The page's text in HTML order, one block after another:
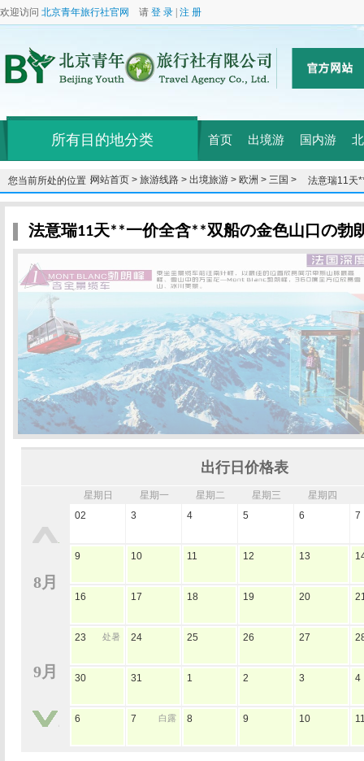
欢迎访问 北京青年旅行社官网 请 登 录 注 册
所有目的地分类 首页 出境游 国内游
您当前所处的位置：网站首页 > 旅游线路 > 出境旅游 > 欧洲 > 三国 >
法意瑞11天
巴黎1天自
法意瑞11天**一价全含**双船の金色山口の勃
出行日价格表
8月
9月
星期日 星期一 星期二 星期三 星期四
02
3 4 5 6 7
9 10 11 12 13
16 17 18 19 20
23 处暑 24 25 26 27
30 31 1 2 3 4
6 7 白露 8 9 10